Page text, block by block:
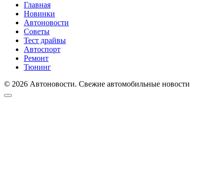
Главная
Новинки
Автоновости
Советы
Тест драйвы
Автоспорт
Ремонт
Тюнинг
© 2026 Автоновости. Свежие автомобильные новости